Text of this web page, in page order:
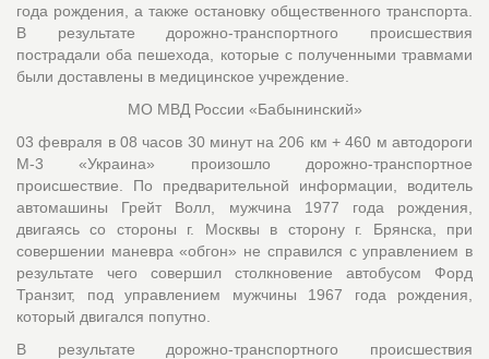
года рождения, а также остановку общественного транспорта.
В результате дорожно-транспортного происшествия
пострадали оба пешехода, которые с полученными травмами
были доставлены в медицинское учреждение.
МО МВД России «Бабынинский»
03 февраля в 08 часов 30 минут на 206 км + 460 м автодороги
М-3 «Украина» произошло дорожно-транспортное
происшествие. По предварительной информации, водитель
автомашины Грейт Волл, мужчина 1977 года рождения,
двигаясь со стороны г. Москвы в сторону г. Брянска, при
совершении маневра «обгон» не справился с управлением в
результате чего совершил столкновение автобусом Форд
Транзит, под управлением мужчины 1967 года рождения,
который двигался попутно.
В результате дорожно-транспортного происшествия